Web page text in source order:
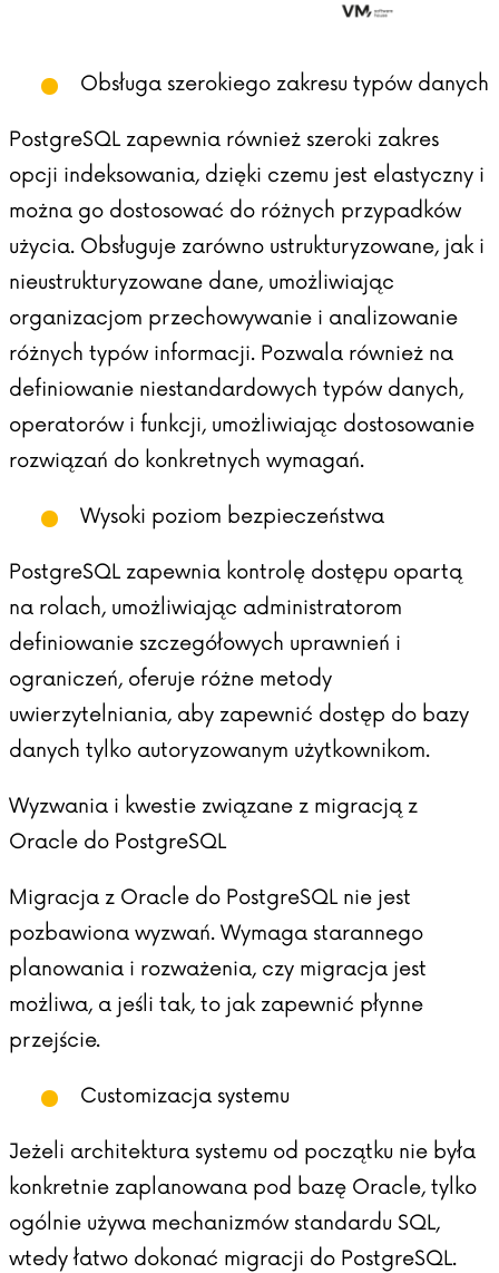
Obsługa szerokiego zakresu typów danych
PostgreSQL zapewnia również szeroki zakres
opcji indeksowania, dzięki czemu jest elastyczny i
można go dostosować do różnych przypadków
użycia. Obsługuje zarówno ustrukturyzowane, jak i
nieustrukturyzowane dane, umożliwiając
organizacjom przechowywanie i analizowanie
różnych typów informacji. Pozwala również na
definiowanie niestandardowych typów danych,
operatorów i funkcji, umożliwiając dostosowanie
rozwiązań do konkretnych wymagań.
Wysoki poziom bezpieczeństwa
PostgreSQL zapewnia kontrolę dostępu opartą
na rolach, umożliwiając administratorom
definiowanie szczegółowych uprawnień i
ograniczeń, oferuje różne metody
uwierzytelniania, aby zapewnić dostęp do bazy
danych tylko autoryzowanym użytkownikom.
Wyzwania i kwestie związane z migracją z
Oracle do PostgreSQL
Migracja z Oracle do PostgreSQL nie jest
pozbawiona wyzwań. Wymaga starannego
planowania i rozważenia, czy migracja jest
możliwa, a jeśli tak, to jak zapewnić płynne
przejście.
Customizacja systemu
Jeżeli architektura systemu od początku nie była
konkretnie zaplanowana pod bazę Oracle, tylko
ogólnie używa mechanizmów standardu SQL,
wtedy łatwo dokonać migracji do PostgreSQL.